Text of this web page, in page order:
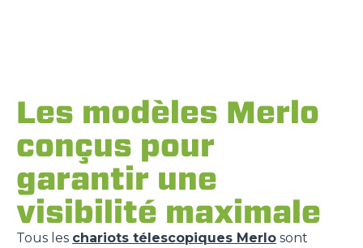
Les modèles Merlo
conçus pour
garantir une
visibilité maximale
Tous les chariots télescopiques Merlo sont